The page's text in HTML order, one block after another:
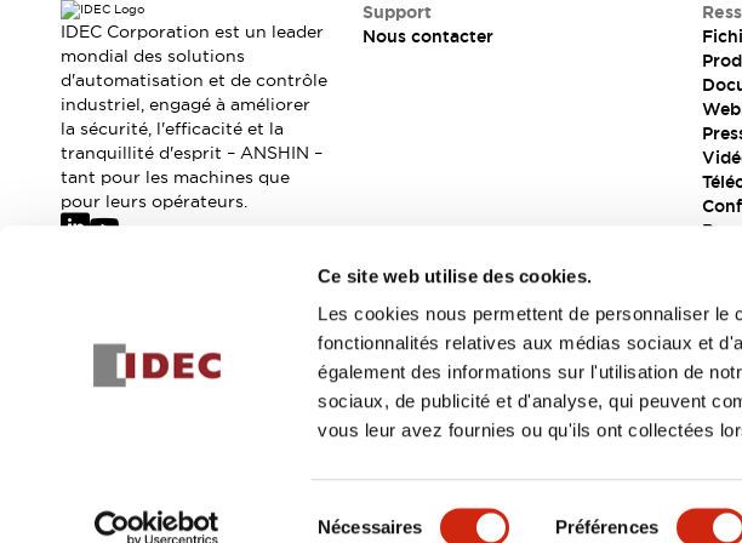
Ce site web utilise des cookies.
Les cookies nous permettent de personnaliser le
fonctionnalités relatives aux médias sociaux et
également des informations sur l'utilisation de
sociaux, de publicité et d'analyse, qui peuvent
vous leur avez fournies ou qu'ils ont collectées
Nécessaires Préférences
Où acheter
Distributeurs en ligne
DÉTAILS DU PRODUIT
IDEC Corporation est un leader
mondial des solutions
d'automatisation et de contrôle
industriel, engagé à améliorer
la sécurité, l'efficacité et la
tranquillité d'esprit – ANSHIN –
tant pour les machines que
pour leurs opérateurs.
Support
Nous contacter
Inscrivez-vous
Politique de confidentialitéConditions générales